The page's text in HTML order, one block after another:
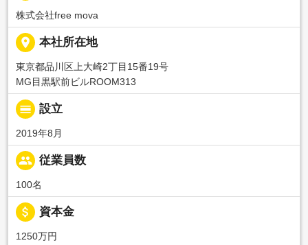
株式会社free mova
place 本社所在地
東京都品川区上大崎2丁目15番19号
MG目黒駅前ビルROOM313
calendar_view_day 設立
2019年8月
people 従業員数
100名
attach_money 資本金
1250万円